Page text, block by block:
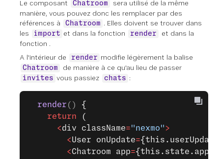
Le composant
Chatroom
sera utilisé de la même
manière, vous pouvez donc les remplacer par des
références à
Chatroom . Elles doivent se trouver dans
les
import et dans la fonction render
et dans la
fonction .
A l'intérieur de
render modifie légèrement la balise
Chatroom de manière à ce qu'au lieu de passer
invites vous passiez chats :
  render
() {
    return
(
      <
div className="nexmo">
        <
User onUpdate=
        <
Chatroom app={this.state.app}